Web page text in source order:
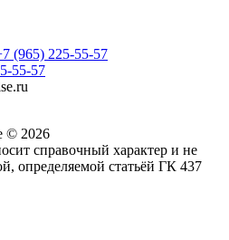
(965) 225-55-57
55-57
© 2026
справочный характер и не
определяемой статьёй ГК 437